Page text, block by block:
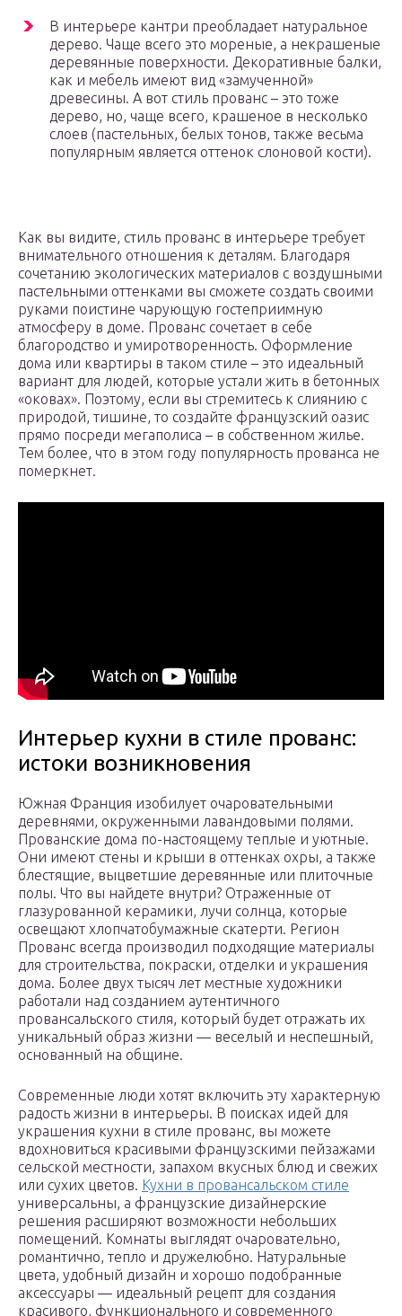
В интерьере кантри преобладает натуральное
дерево. Чаще всего это мореные, а некрашеные
деревянные поверхности. Декоративные балки,
как и мебель имеют вид «замученной»
древесины. А вот стиль прованс – это тоже
дерево, но, чаще всего, крашеное в несколько
слоев (пастельных, белых тонов, также весьма
популярным является оттенок слоновой кости).
Как вы видите, стиль прованс в интерьере требует
внимательного отношения к деталям. Благодаря
сочетанию экологических материалов с воздушными
пастельными оттенками вы сможете создать своими
руками поистине чарующую гостеприимную
атмосферу в доме. Прованс сочетает в себе
благородство и умиротворенность. Оформление
дома или квартиры в таком стиле – это идеальный
вариант для людей, которые устали жить в бетонных
«оковах». Поэтому, если вы стремитесь к слиянию с
природой, тишине, то создайте французский оазис
прямо посреди мегаполиса – в собственном жилье.
Тем более, что в этом году популярность прованса не
померкнет.
Интерьер кухни в стиле прованс:
истоки возникновения
Южная Франция изобилует очаровательными
деревнями, окруженными лавандовыми полями.
Прованские дома по-настоящему теплые и уютные.
Они имеют стены и крыши в оттенках охры, а также
блестящие, выцветшие деревянные или плиточные
полы. Что вы найдете внутри? Отраженные от
глазурованной керамики, лучи солнца, которые
освещают хлопчатобумажные скатерти. Регион
Прованс всегда производил подходящие материалы
для строительства, покраски, отделки и украшения
дома. Более двух тысяч лет местные художники
работали над созданием аутентичного
провансальского стиля, который будет отражать их
уникальный образ жизни — веселый и неспешный,
основанный на общине.
Современные люди хотят включить эту характерную
радость жизни в интерьеры. В поисках идей для
украшения кухни в стиле прованс, вы можете
вдохновиться красивыми французскими пейзажами
сельской местности, запахом вкусных блюд и свежих
или сухих цветов. Кухни в провансальском стиле
универсальны, а французские дизайнерские
решения расширяют возможности небольших
помещений. Комнаты выглядят очаровательно,
романтично, тепло и дружелюбно. Натуральные
цвета, удобный дизайн и хорошо подобранные
аксессуары — идеальный рецепт для создания
красивого, функционального и современного